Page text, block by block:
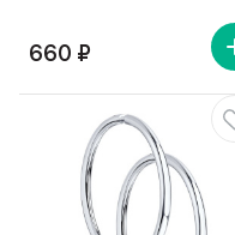
660 ₽